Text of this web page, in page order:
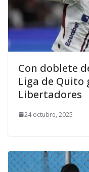
Con doblete
Liga de Quito
Libertadores
24 octubre, 2025